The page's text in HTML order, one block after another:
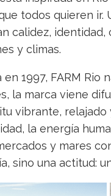
todos quieren
calidez,
y climas.
en 1997, FARM
la marca viene
vibrante,
la energía
y mares
sino una actitud: